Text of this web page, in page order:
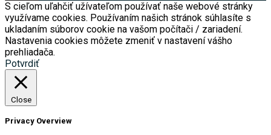
S cieľom uľahčiť užívateľom používať naše webové stránky
využívame cookies. Používaním našich stránok súhlasíte s
ukladaním súborov cookie na vašom počítači / zariadení.
Nastavenia cookies môžete zmeniť v nastavení vášho
prehliadača.
Potvrdiť
Close
Privacy Overview